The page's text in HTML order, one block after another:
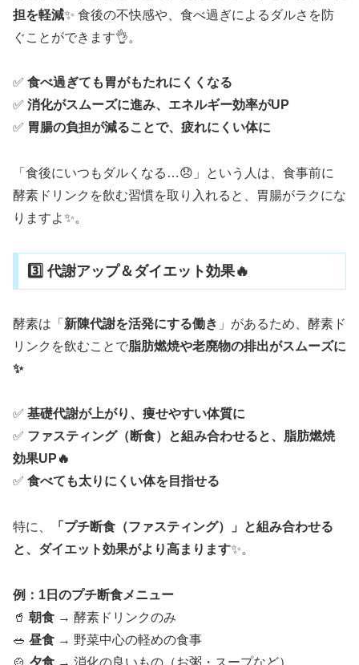
担を軽減✨ 食後の不快感や、食べ過ぎによるダルさを防
ぐことができます👌。
✅ 食べ過ぎても胃がもたれにくくなる
✅ 消化がスムーズに進み、エネルギー効率がUP
✅ 胃腸の負担が減ることで、疲れにくい体に
「食後にいつもダルくなる…😞」という人は、食事前に
酵素ドリンクを飲む習慣を取り入れると、胃腸がラクにな
りますよ✨。
3️⃣ 代謝アップ＆ダイエット効果🔥
酵素は「 新陳代謝を活発にする働き 」があるため、酵素ド
リンクを飲むことで脂肪燃焼や老廃物の排出がスムーズに
✨
✅ 基礎代謝が上がり、痩せやすい体質に
✅ ファスティング（断食）と組み合わせると、脂肪燃焼
効果UP🔥
✅ 食べても太りにくい体を目指せる
特に、
「プチ断食（ファスティング）」と組み合わせる
と、ダイエット効果がより高まります✨。
例：1日のプチ断食メニュー
🥤 朝食 → 酵素ドリンクのみ
🥗 昼食 → 野菜中心の軽めの食事
🍲 夕食 → 消化の良いもの（お粥・スープなど）